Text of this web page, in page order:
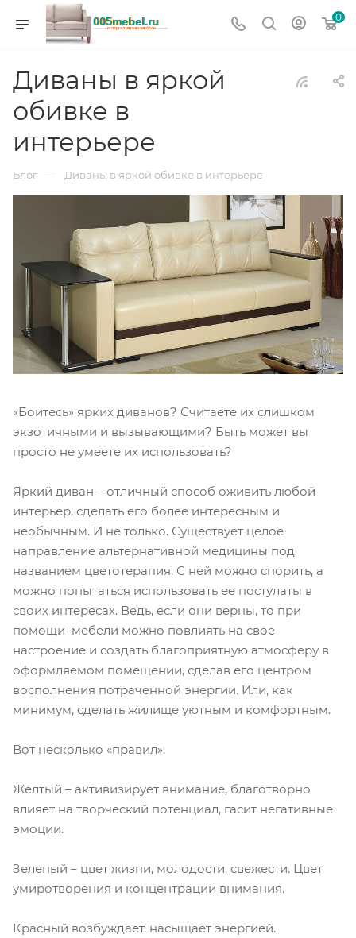
0
Диваны в яркой
обивке в
интерьере
Блог — Диваны в яркой обивке в интерьере
«Боитесь» ярких диванов? Считаете их слишком
экзотичными и вызывающими? Быть может вы
просто не умеете их использовать?
Яркий диван – отличный способ оживить любой
интерьер, сделать его более интересным и
необычным. И не только. Существует целое
направление альтернативной медицины под
названием цветотерапия. С ней можно спорить, а
можно попытаться использовать ее постулаты в
своих интересах. Ведь, если они верны, то при
помощи мебели можно повлиять на свое
настроение и создать благоприятную атмосферу в
оформляемом помещении, сделав его центром
восполнения потраченной энергии. Или, как
минимум, сделать жилище уютным и комфортным.
Вот несколько «правил».
Желтый – активизирует внимание, благотворно
влияет на творческий потенциал, гасит негативные
эмоции.
Зеленый – цвет жизни, молодости, свежести. Цвет
умиротворения и концентрации внимания.
Красный возбуждает, насыщает энергией.